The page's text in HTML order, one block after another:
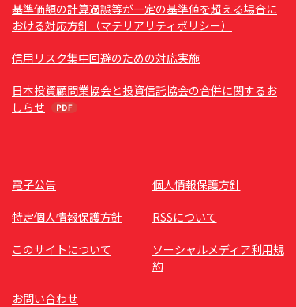
基準価額の計算過誤等が一定の基準値を超える場合に
おける対応方針（マテリアリティポリシー）
信用リスク集中回避のための対応実施
日本投資顧問業協会と投資信託協会の合併に関するお
しらせ
電子公告 個人情報保護方針
特定個人情報保護方針 RSSについて
このサイトについて
ソーシャルメディア利用規
約
お問い合わせ